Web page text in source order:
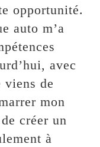
opportunité.
auto m’a
avec
de
mon
créer un
à